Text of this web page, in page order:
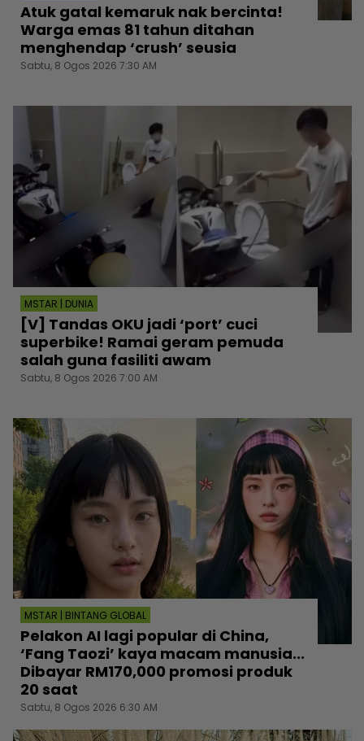
Atuk gatal kemaruk nak bercinta!
Warga emas 81 tahun ditahan
menghendap ‘crush’ seusia
Sabtu, 8 Ogos 2026 7:30 AM
MSTAR | DUNIA
[V] Tandas OKU jadi ‘port’ cuci
superbike! Ramai geram pemuda
salah guna fasiliti awam
Sabtu, 8 Ogos 2026 7:00 AM
MSTAR | BINTANG GLOBAL
Pelakon AI lagi popular di China,
‘Fang Taozi’ kaya macam manusia...
Dibayar RM170,000 promosi produk
20 saat
Sabtu, 8 Ogos 2026 6:30 AM